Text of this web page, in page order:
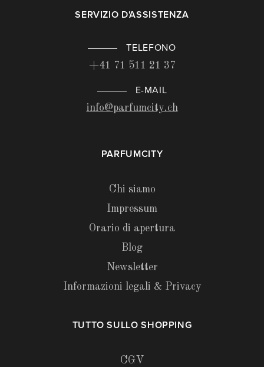
SERVIZIO D'ASSISTENZA
TELEFONO
+41 71 511 21 37
E-MAIL
info@parfumcity.ch
PARFUMCITY
Chi siamo
Impressum
Orario di apertura
Blog
Newsletter
Informazioni legali & Privacy
TUTTO SULLO SHOPPING
CGV